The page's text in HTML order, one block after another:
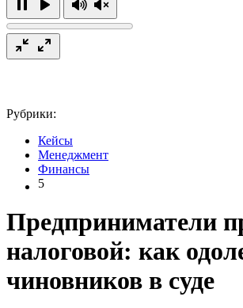
Рубрики:
Кейсы
Менеджмент
Финансы
5
Предприниматели
налоговой: как
чиновников в суде